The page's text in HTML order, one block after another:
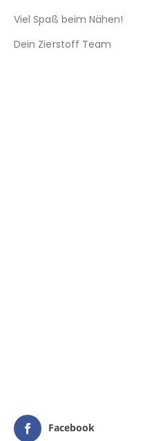
Viel Spaß beim Nähen!
Dein Zierstoff Team
Facebook